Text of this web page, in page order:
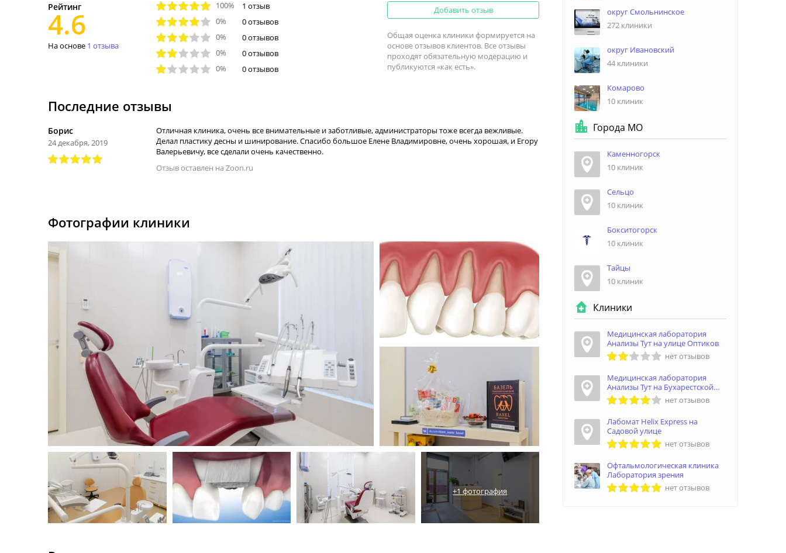
Рейтинг
4.6
На основе 1 отзыва
100%
1 отзыв
0%
0 отзывов
0%
0 отзывов
0%
0 отзывов
0%
0 отзывов
Добавить отзыв
Общая оценка клиники формируется на
основе отзывов клиентов. Все отзывы
проходят обязательную модерацию и
публикуются «как есть».
Последние отзывы
Борис
24 декабря, 2019
Отличная клиника, очень все внимательные и заботливые, администраторы тоже всегда вежливые.
Делал пластику десны и шинирование. Спасибо большое Елене Владимировне, очень хорошая, и Егору
Валерьевичу, все сделали очень качественно.
Отзыв оставлен на Zoon.ru
Фотографии клиники
+1 фотография
округ Смольнинское
272 клиники
округ Ивановский
44 клиники
Комарово
10 клиник
Города МО
Каменногорск
10 клиник
Сельцо
10 клиник
Бокситогорск
10 клиник
Тайцы
10 клиник
Клиники
Медицинская лаборатория
Анализы Тут на улице Оптиков
нет отзывов
Медицинская лаборатория
Анализы Тут на Бухарестской
улице
нет отзывов
Лабомат Helix Express на
Садовой улице
нет отзывов
Офтальмологическая клиника
Лаборатория зрения
нет отзывов